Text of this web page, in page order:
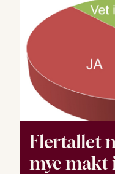
Flertallet
mye makt